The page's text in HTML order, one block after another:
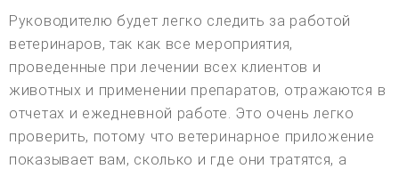
Руководителю будет легко следить за работой
ветеринаров, так как все мероприятия,
проведенные при лечении всех клиентов и
животных и применении препаратов, отражаются в
отчетах и ежедневной работе. Это очень легко
проверить, потому что ветеринарное приложение
показывает вам, сколько и где они тратятся, а